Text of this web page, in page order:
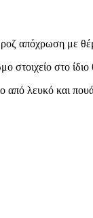
απόχρωση με
στοιχείο στο
λευκό και